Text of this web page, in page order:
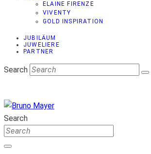
ELAINE FIRENZE
VIVENTY
GOLD INSPIRATION
JUBILÄUM
JUWELIERE
PARTNER
Search
Search